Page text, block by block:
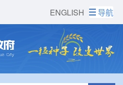
ENGLISH 导航